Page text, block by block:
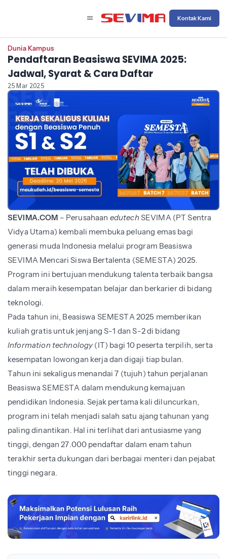
Kontak Kami
Dunia Kampus
Pendaftaran Beasiswa SEVIMA 2025:
Jadwal, Syarat & Cara Daftar
25 Mar 2025
SEVIMA.COM – Perusahaan edutechSEVIMA (PT Sentra
Vidya Utama) kembali membuka peluang emas bagi
generasi muda Indonesia melalui program Beasiswa
SEVIMA Mencari Siswa Bertalenta (SEMESTA) 2025.
Program ini bertujuan mendukung talenta terbaik bangsa
dalam meraih kesempatan belajar dan berkarier di bidang
teknologi.
Pada tahun ini, Beasiswa SEMESTA 2025 memberikan
kuliah gratis untuk jenjang S-1 dan S-2 di bidang
Information technology(IT) bagi 10 peserta terpilih, serta
kesempatan lowongan kerja dan digaji tiap bulan.
Tahun ini sekaligus menandai 7 (tujuh) tahun perjalanan
Beasiswa SEMESTA dalam mendukung kemajuan
pendidikan Indonesia. Sejak pertama kali diluncurkan,
program ini telah menjadi salah satu ajang tahunan yang
paling dinantikan. Hal ini terlihat dari antusiasme yang
tinggi, dengan 27.000 pendaftar dalam enam tahun
terakhir serta dukungan dari berbagai menteri dan pejabat
tinggi negara.